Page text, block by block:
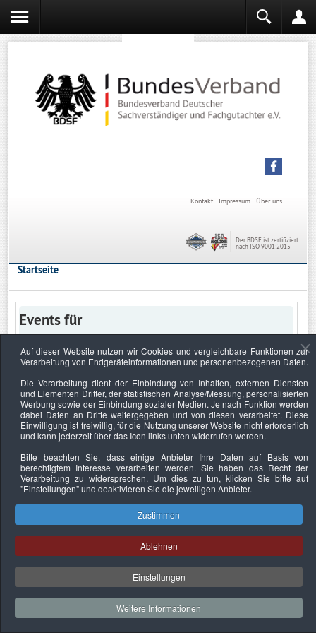
Über uns
Impressum
Kontakt
Der BDSF ist zertifiziert
nach ISO 9001:2015
Startseite
Events für
Keine Termine
Datenschutzerklärung Urheberrechtsnachweise Nachhaltigkeit
Copyright © 2026. Bundesverband Deutscher
Sachverständiger und Fachgutachter e.V..
Auf dieser Website nutzen wir Cookies und vergleichbare Funktionen zur
Verarbeitung von Endgeräteinformationen und personenbezogenen Daten.
Die Verarbeitung dient der Einbindung von Inhalten, externen Diensten
und Elementen Dritter, der statistischen Analyse/Messung, personalisierten
Werbung sowie der Einbindung sozialer Medien. Je nach Funktion werden
dabei Daten an Dritte weitergegeben und von diesen verarbeitet. Diese
Einwilligung ist freiwillig, für die Nutzung unserer Website nicht erforderlich
und kann jederzeit über das Icon links unten widerrufen werden.
Bitte beachten Sie, dass einige Anbieter Ihre Daten auf Basis von
berechtigtem Interesse verarbeiten werden. Sie haben das Recht der
Verarbeitung zu widersprechen. Um dies zu tun, klicken Sie bitte auf
"Einstellungen"und deaktivieren Sie die jeweiligen Anbieter.
Zustimmen
Ablehnen
Einstellungen
Weitere Informationen